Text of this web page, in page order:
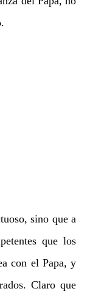
sino que a
que los
con el Papa, y
Claro que